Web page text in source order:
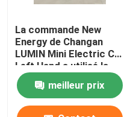
La commande New
Energy de Changan
LUMIN Mini Electric Car
Left Hand a utilisé la
voiture 155KM d'EV
meilleur prix